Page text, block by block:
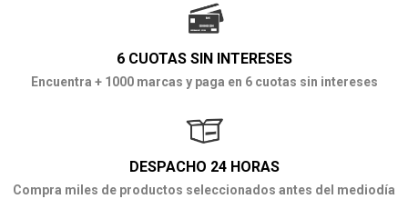
6 CUOTAS SIN INTERESES
Encuentra + 1000 marcas y paga en 6 cuotas sin intereses
DESPACHO 24 HORAS
Compra miles de productos seleccionados antes del mediodía